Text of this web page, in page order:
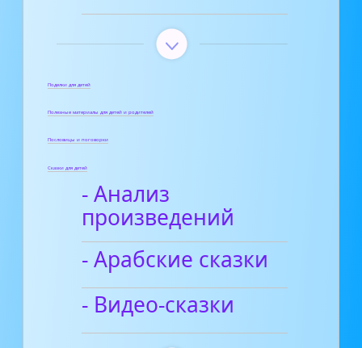
Поделки для детей
Полезные материалы для детей и родителей
Пословицы и поговорки
Сказки для детей
- Анализ
произведений
- Арабские сказки
- Видео-сказки